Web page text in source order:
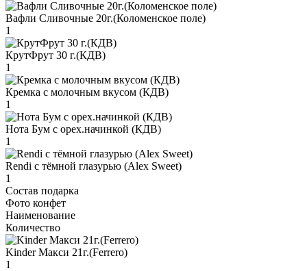
Вафли Сливочные 20г.(Коломенское поле)
1
КрутФрут 30 г.(КДВ)
1
Кремка с молочным вкусом (КДВ)
1
Нота Бум с орех.начинкой (КДВ)
1
Rendi с тёмной глазурью (Alex Sweet)
1
Состав подарка
Фото конфет
Наименование
Количество
Kinder Макси 21г.(Ferrero)
1